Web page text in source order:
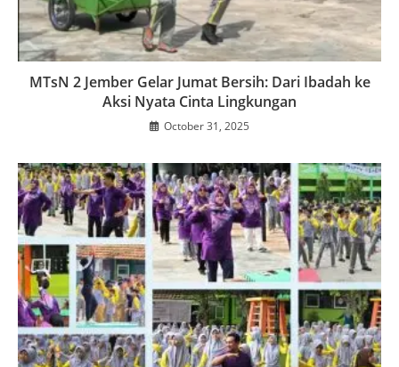
MTsN 2 Jember Gelar Jumat Bersih: Dari Ibadah ke
Aksi Nyata Cinta Lingkungan
October 31, 2025